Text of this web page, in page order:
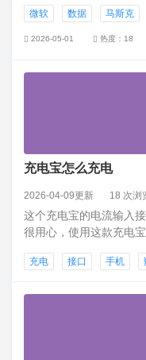
Twitter 之所以发出信件
闻发言人弗兰克・肖（
微软 数据 马斯克
2026-05-01 热度：18
充电宝怎么充电
2026-04-09更新 18 次浏
这个充电宝的电流输入
很用心，使用这款充电
采用type-c接口，毕竟
用接口匹配的数据线接
充电 接口 手机